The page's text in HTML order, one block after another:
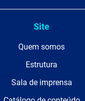
Site
Quem somos
Estrutura
Sala de imprensa